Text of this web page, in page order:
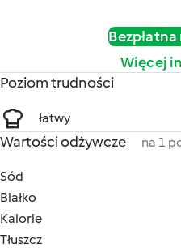
Więcej
Poziom trudności
łatwy
Wartości odżywcze na 1
Sód
Białko
Kalorie
Tłuszcz